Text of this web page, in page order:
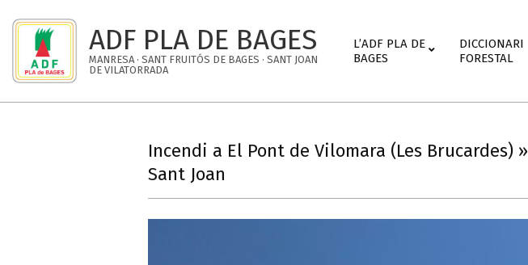
content
ADF PLA DE BAGES
MANRESA · SANT FRUITÓS DE BAGES · SANT JOAN
DE VILATORRADA
Navigation
L’ADF PLA DE
BAGES
DICCIONARI
FORESTAL
Incendi a El Pont de Vilomara (Les Brucardes) »
Sant Joan